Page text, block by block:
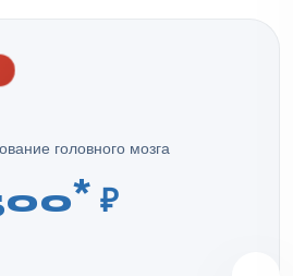
головного мозга
* ₽